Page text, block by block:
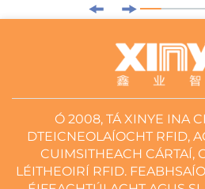
Ó 2008, TÁ XINYE INA
DTEICNEOLAÍOCHT RFID,
CUIMSITHEACH CÁRTAÍ,
LÉITHEOIRÍ RFID.